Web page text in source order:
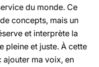
du monde. Ce
concepts, mais un
et interprète la
pleine et juste. À cette
ma voix, en